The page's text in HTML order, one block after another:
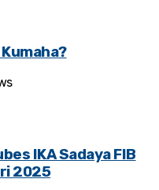
IKA Sadaya FIB
2025